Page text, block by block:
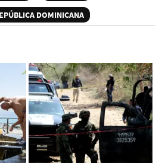
DOMINICANA